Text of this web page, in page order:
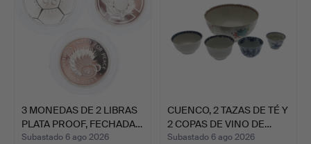
3 MONEDAS DE 2 LIBRAS
PLATA PROOF, FECHADA…
Subastado 6 ago 2026
CUENCO, 2 TAZAS DE TÉ Y
2 COPAS DE VINO DE…
Subastado 6 ago 2026